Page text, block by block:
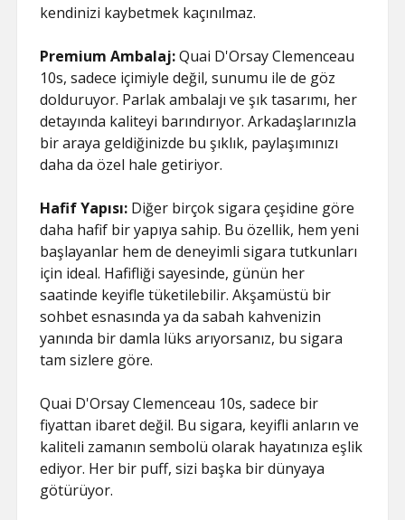
kendinizi kaybetmek kaçınılmaz.
Premium Ambalaj:Quai D'Orsay Clemenceau
10s, sadece içimiyle değil, sunumu ile de göz
dolduruyor. Parlak ambalajı ve şık tasarımı, her
detayında kaliteyi barındırıyor. Arkadaşlarınızla
bir araya geldiğinizde bu şıklık, paylaşımınızı
daha da özel hale getiriyor.
Hafif Yapısı: Diğer birçok sigara çeşidine göre
daha hafif bir yapıya sahip. Bu özellik, hem yeni
başlayanlar hem de deneyimli sigara tutkunları
için ideal. Hafifliği sayesinde, günün her
saatinde keyifle tüketilebilir. Akşamüstü bir
sohbet esnasında ya da sabah kahvenizin
yanında bir damla lüks arıyorsanız, bu sigara
tam sizlere göre.
Quai D'Orsay Clemenceau 10s, sadece bir
fiyattan ibaret değil. Bu sigara, keyifli anların ve
kaliteli zamanın sembolü olarak hayatınıza eşlik
ediyor. Her bir puff, sizi başka bir dünyaya
götürüyor.